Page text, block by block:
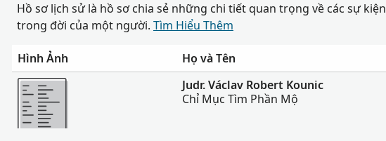
Hồ sơ lịch sử là hồ sơ chia sẻ những chi tiết quan trọng về các sự kiện
trong đời của một người. Tìm Hiểu Thêm
Hình Ảnh Họ và Tên
Nhiều Hơn
Judr. Václav Robert Kounic
Chỉ Mục Tìm Phần Mộ